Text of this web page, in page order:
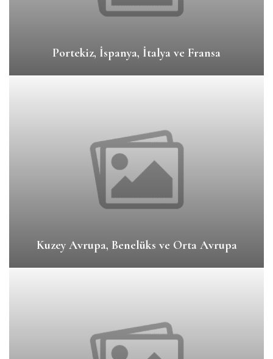
Portekiz, İspanya, İtalya ve Fransa
Kuzey Avrupa, Benelüks ve Orta Avrupa